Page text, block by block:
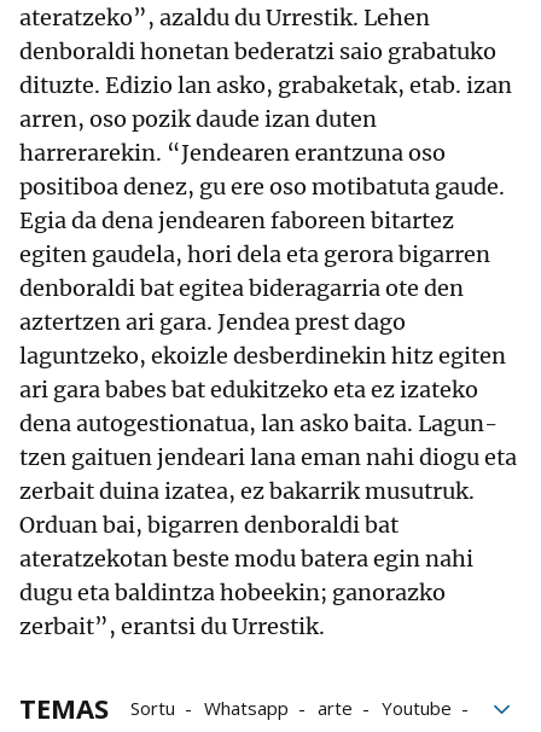
ateratzeko”, azaldu du Urrestik. Lehen
denboraldi honetan bederatzi saio grabatuko
dituzte. Edizio lan asko, grabaketak, etab. izan
arren, oso pozik daude izan duten
harrerarekin. “Jendearen erantzuna oso
positiboa denez, gu ere oso motibatuta gaude.
Egia da dena jendearen faboreen bitartez
egiten gaudela, hori dela eta gerora bigarren
denboraldi bat egitea bideragarria ote den
aztertzen ari gara. Jendea prest dago
laguntzeko, ekoizle desberdinekin hitz egiten
ari gara babes bat edukitzeko eta ez izateko
dena autogestionatua, lan asko baita. Lagun-
tzen gaituen jendeari lana eman nahi diogu eta
zerbait duina izatea, ez bakarrik musutruk.
Orduan bai, bigarren denboraldi bat
ateratzekotan beste modu batera egin nahi
dugu eta baldintza hobeekin; ganorazko
zerbait”, erantsi du Urrestik.
TEMAS Sortu Whatsapp arte
Youtube